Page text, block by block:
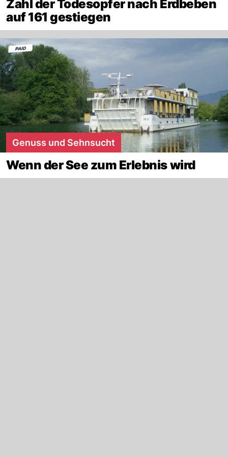
Zahl der Todesopfer nach Erdbeben
auf 161 gestiegen
Genuss und Sehnsucht
Wenn der See zum Erlebnis wird